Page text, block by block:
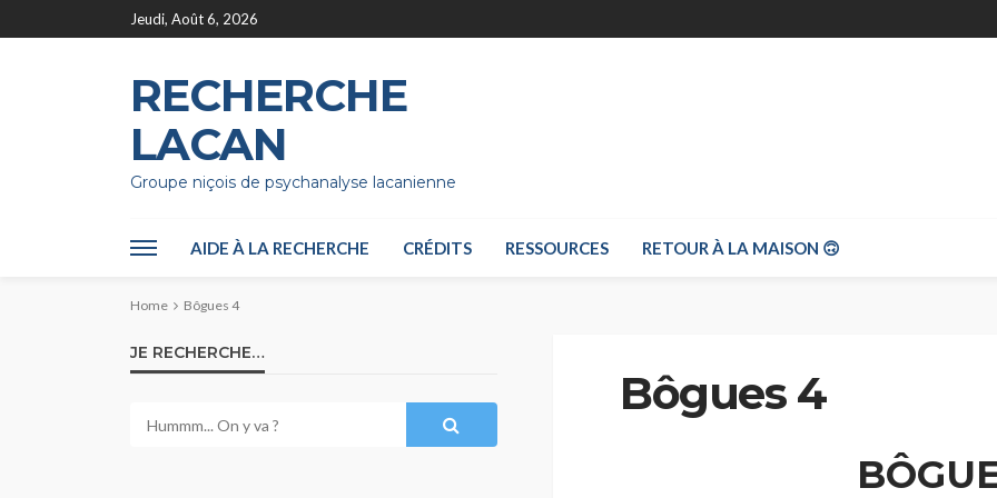
Jeudi, Août 6, 2026
RECHERCHE
LACAN
Groupe niçois de psychanalyse lacanienne
AIDE À LA RECHERCHE CRÉDITS RESSOURCES RETOUR À LA MAISON 🙃
Home Bôgues 4
Bôgues 4
JE RECHERCHE…